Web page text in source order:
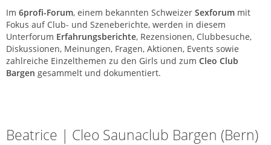
Im 6profi-Forum, einem bekannten Schweizer Sexforum mit
Fokus auf Club- und Szeneberichte, werden in diesem
Unterforum Erfahrungsberichte, Rezensionen, Clubbesuche,
Diskussionen, Meinungen, Fragen, Aktionen, Events sowie
zahlreiche Einzelthemen zu den Girls und zum Cleo Club
Bargen gesammelt und dokumentiert.
Beatrice | Cleo Saunaclub Bargen (Bern)